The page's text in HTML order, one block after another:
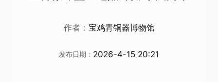
作者： 宝鸡青铜器博物馆
发布日期： 2026-4-15 20:21